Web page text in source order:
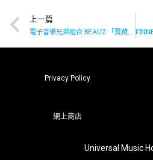
上一篇
電子音樂兄弟組合 BEAUZ 「寶藏兄弟」全新EP《RAVE GAME》即將推出
Privacy Policy
網上商店
Universal Music